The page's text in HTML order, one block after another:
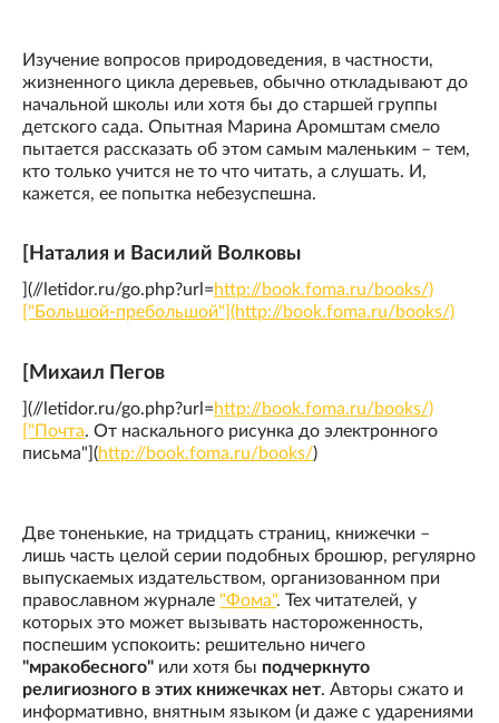
Изучение вопросов природоведения, в частности,
жизненного цикла деревьев, обычно откладывают до
начальной школы или хотя бы до старшей группы
детского сада. Опытная Марина Аромштам смело
пытается рассказать об этом самым маленьким – тем,
кто только учится не то что читать, а слушать. И,
кажется, ее попытка небезуспешна.
[Наталия и Василий Волковы
](//letidor.ru/go.php?url=http://book.foma.ru/books/)
["Большой-пребольшой"](http://book.foma.ru/books/)
[Михаил Пегов
](//letidor.ru/go.php?url=http://book.foma.ru/books/)
["Почта. От наскального рисунка до электронного
письма"](http://book.foma.ru/books/)
Две тоненькие, на тридцать страниц, книжечки –
лишь часть целой серии подобных брошюр, регулярно
выпускаемых издательством, организованном при
православном журнале "Фома". Тех читателей, у
которых это может вызывать настороженность,
поспешим успокоить: решительно ничего
"мракобесного" или хотя бы подчеркнуто
религиозного в этих книжечках нет. Авторы сжато и
информативно, внятным языком (и даже с ударениями